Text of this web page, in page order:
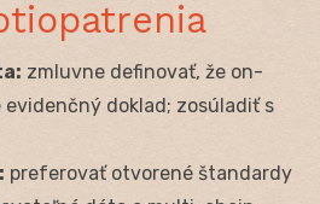
zmluvne definovať, že on-
doklad; zosúladiť s
preferovať otvorené štandardy